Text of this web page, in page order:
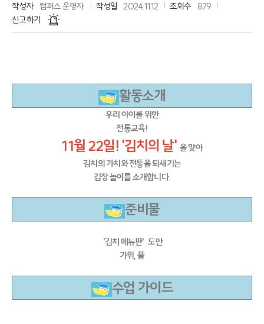
작성자 캠퍼스 운영자 작성일 2024.11.12 조회수
879
신고하기
활동소개
우리 아이를 위한
전통교육!
11월 22일! '김치의 날' 을 맞아
김치의 가치와 전통을 되새기는
김장 놀이를 소개합니다.
준비물
'김치 메뉴판' 도안
가위, 풀
수업 가이드